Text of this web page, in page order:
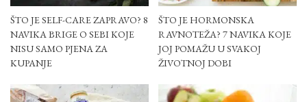
ŠTO JE SELF-CARE ZAPRAVO? 8
NAVIKA BRIGE O SEBI KOJE
NISU SAMO PJENA ZA
KUPANJE
ŠTO JE HORMONSKA
RAVNOTEŽA? 7 NAVIKA KOJE
JOJ POMAŽU U SVAKOJ
ŽIVOTNOJ DOBI